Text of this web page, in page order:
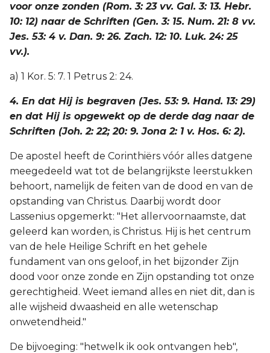
voor onze zonden (Rom. 3: 23 vv. Gal. 3: 13. Hebr.
10: 12) naar de Schriften (Gen. 3: 15. Num. 21: 8 vv.
Jes. 53: 4 v. Dan. 9: 26. Zach. 12: 10. Luk. 24: 25
vv.).
a) 1 Kor. 5: 7. 1 Petrus 2: 24.
4. En dat Hij is begraven (Jes. 53: 9. Hand. 13: 29)
en dat Hij is opgewekt op de derde dag naar de
Schriften (Joh. 2: 22; 20: 9. Jona 2: 1 v. Hos. 6: 2).
De apostel heeft de Corinthiërs vóór alles datgene
meegedeeld wat tot de belangrijkste leerstukken
behoort, namelijk de feiten van de dood en van de
opstanding van Christus. Daarbij wordt door
Lassenius opgemerkt: "Het allervoornaamste, dat
geleerd kan worden, is Christus. Hij is het centrum
van de hele Heilige Schrift en het gehele
fundament van ons geloof, in het bijzonder Zijn
dood voor onze zonde en Zijn opstanding tot onze
gerechtigheid. Weet iemand alles en niet dit, dan is
alle wijsheid dwaasheid en alle wetenschap
onwetendheid."
De bijvoeging: "hetwelk ik ook ontvangen heb",